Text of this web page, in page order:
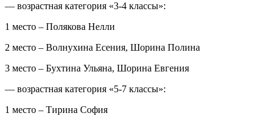
— возрастная категория «3-4 классы»:
1 место – Полякова Нелли
2 место – Волнухина Есения, Шорина Полина
3 место – Бухтина Ульяна, Шорина Евгения
— возрастная категория «5-7 классы»:
1 место – Тирина София